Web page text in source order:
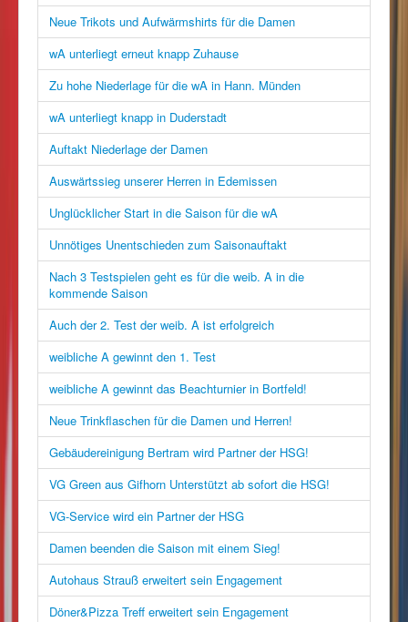
Neue Trikots und Aufwärmshirts für die Damen
wA unterliegt erneut knapp Zuhause
Zu hohe Niederlage für die wA in Hann. Münden
wA unterliegt knapp in Duderstadt
Auftakt Niederlage der Damen
Auswärtssieg unserer Herren in Edemissen
Unglücklicher Start in die Saison für die wA
Unnötiges Unentschieden zum Saisonauftakt
Nach 3 Testspielen geht es für die weib. A in die
kommende Saison
Auch der 2. Test der weib. A ist erfolgreich
weibliche A gewinnt den 1. Test
weibliche A gewinnt das Beachturnier in Bortfeld!
Neue Trinkflaschen für die Damen und Herren!
Gebäudereinigung Bertram wird Partner der HSG!
VG Green aus Gifhorn Unterstützt ab sofort die HSG!
VG-Service wird ein Partner der HSG
Damen beenden die Saison mit einem Sieg!
Autohaus Strauß erweitert sein Engagement
Döner&Pizza Treff erweitert sein Engagement